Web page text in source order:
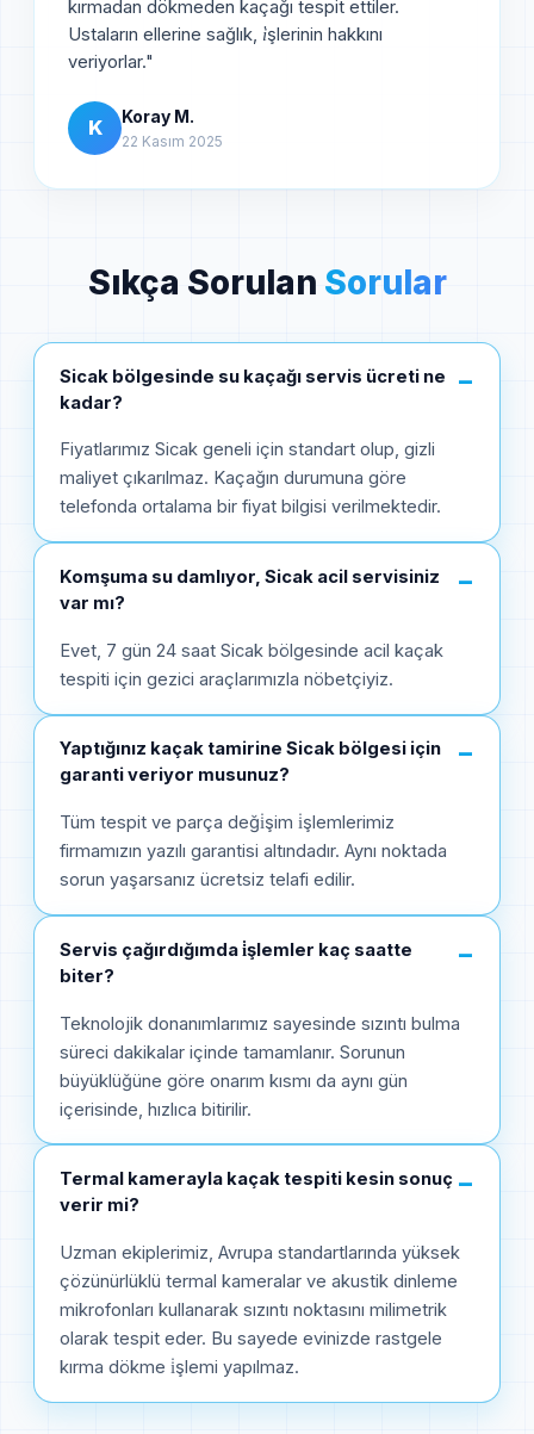
kırmadan dökmeden kaçağı tespit ettiler.
Ustaların ellerine sağlık, i̇şlerinin hakkını
veriyorlar."
K Koray M.
22 Kasım 2025
Sıkça Sorulan Sorular
Sicak bölgesinde su kaçağı servis ücreti ne
kadar?
−
Fiyatlarımız Sicak geneli için standart olup, gizli
maliyet çıkarılmaz. Kaçağın durumuna göre
telefonda ortalama bir fiyat bilgisi verilmektedir.
Komşuma su damlıyor, Sicak acil servisiniz
var mı?
−
Evet, 7 gün 24 saat Sicak bölgesinde acil kaçak
tespiti için gezici araçlarımızla nöbetçiyiz.
Yaptığınız kaçak tamirine Sicak bölgesi için
garanti veriyor musunuz?
−
Tüm tespit ve parça deği̇şim i̇şlemlerimiz
firmamızın yazılı garantisi altındadır. Aynı noktada
sorun yaşarsanız ücretsiz telafi edilir.
Servis çağırdığımda i̇şlemler kaç saatte
biter?
−
Teknolojik donanımlarımız sayesinde sızıntı bulma
süreci dakikalar içinde tamamlanır. Sorunun
büyüklüğüne göre onarım kısmı da aynı gün
içerisinde, hızlıca bitirilir.
Termal kamerayla kaçak tespiti kesin sonuç
verir mi?
−
Uzman ekiplerimiz, Avrupa standartlarında yüksek
çözünürlüklü termal kameralar ve akustik dinleme
mikrofonları kullanarak sızıntı noktasını milimetrik
olarak tespit eder. Bu sayede evinizde rastgele
kırma dökme i̇şlemi yapılmaz.